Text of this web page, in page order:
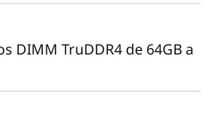
1U, de media
dual ThinkSystem SD650
física
Esto permite al
servidores en un
DIMM TruDDR4 de 64GB a